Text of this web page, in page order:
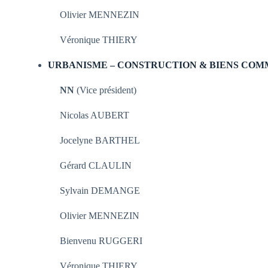
Olivier MENNEZIN
Véronique THIERY
URBANISME – CONSTRUCTION & BIENS
NN (Vice président)
Nicolas AUBERT
Jocelyne BARTHEL
Gérard CLAULIN
Sylvain DEMANGE
Olivier MENNEZIN
Bienvenu RUGGERI
Véronique THIERY